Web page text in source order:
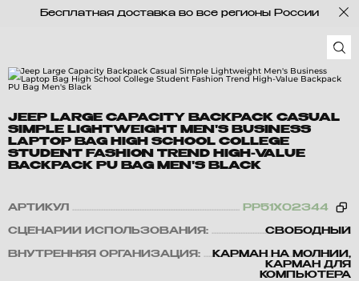
Бесплатная доставка во все регионы России
JEEP LARGE CAPACITY BACKPACK CASUAL
SIMPLE LIGHTWEIGHT MEN'S BUSINESS
LAPTOP BAG HIGH SCHOOL COLLEGE
STUDENT FASHION TREND HIGH-VALUE
BACKPACK PU BAG MEN'S BLACK
АРТИКУЛ PP51X02344
СЦЕНАРИЙ ИСПОЛЬЗОВАНИЯ: СВОБОДНЫЙ
ВНУТРЕННЯЯ ОРГАНИЗАЦИЯ:
КАРМАН НА МОЛНИИ,
КАРМАН ДЛЯ
КОМПЬЮТЕРА